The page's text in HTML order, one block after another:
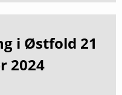
i Østfold 21
2024